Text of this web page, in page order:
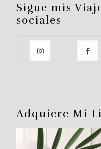
Sigue mis
sociales
Adquiere Mi